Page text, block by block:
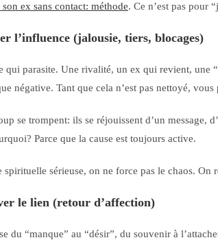
ex sans contact: méthode. Ce n’est pas pour
l’influence (jalousie, tiers, blocages)
qui parasite. Une rivalité, un ex qui revient, une
négative. Tant que cela n’est pas nettoyé,
se trompent: ils se réjouissent d’un message,
Parce que la cause est toujours active.
spirituelle sérieuse, on ne force pas le chaos.
le lien (retour d’affection)
du “manque” au “désir”, du souvenir à